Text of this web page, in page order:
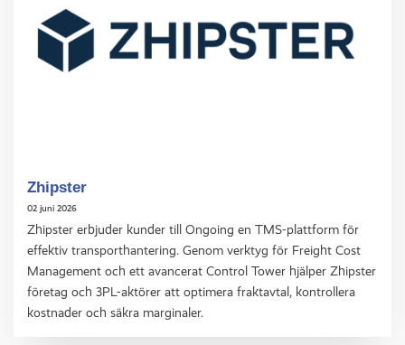
Zhipster
02 juni 2026
Zhipster erbjuder kunder till Ongoing en TMS-plattform för
effektiv transporthantering. Genom verktyg för Freight Cost
Management och ett avancerat Control Tower hjälper Zhipster
företag och 3PL-aktörer att optimera fraktavtal, kontrollera
kostnader och säkra marginaler.